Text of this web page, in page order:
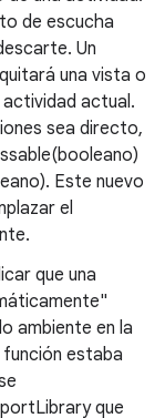
de escucha
Un
una vista o
actual.
sea directo,
Este nuevo
el
que una
ambiente en la
estaba
que